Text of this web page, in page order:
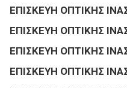
ΕΠΙΣΚΕΥΗ ΟΠΤΙΚΗΣ
ΕΠΙΣΚΕΥΗ ΟΠΤΙΚΗΣ
ΕΠΙΣΚΕΥΗ ΟΠΤΙΚΗΣ
ΕΠΙΣΚΕΥΗ ΟΠΤΙΚΗΣ